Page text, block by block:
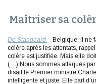
Maîtriser sa
De Standaard – Belgique. Il ne
colère après les attentats,
colère est justifiée. Mais elle
(…) Nous sommes attaqués
disait le Premier ministre
intelligente et juste. Elle part